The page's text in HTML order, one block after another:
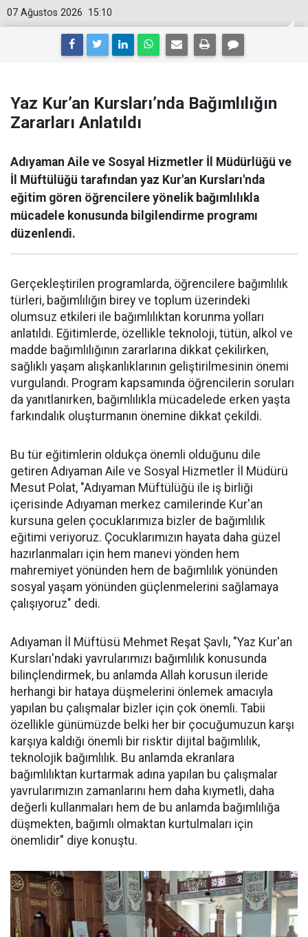
15:10
07 Ağustos 2026
Yaz Kur’an Kursları’nda Bağımlılığın
Zararları Anlatıldı
Adıyaman Aile ve Sosyal Hizmetler İl Müdürlüğü ve
İl Müftülüğü tarafından yaz Kur'an Kursları'nda
eğitim gören öğrencilere yönelik bağımlılıkla
mücadele konusunda bilgilendirme programı
düzenlendi.
Gerçekleştirilen programlarda, öğrencilere bağımlılık
türleri, bağımlılığın birey ve toplum üzerindeki
olumsuz etkileri ile bağımlılıktan korunma yolları
anlatıldı. Eğitimlerde, özellikle teknoloji, tütün, alkol ve
madde bağımlılığının zararlarına dikkat çekilirken,
sağlıklı yaşam alışkanlıklarının geliştirilmesinin önemi
vurgulandı. Program kapsamında öğrencilerin soruları
da yanıtlanırken, bağımlılıkla mücadelede erken yaşta
farkındalık oluşturmanın önemine dikkat çekildi.
Bu tür eğitimlerin oldukça önemli olduğunu dile
getiren Adıyaman Aile ve Sosyal Hizmetler İl Müdürü
Mesut Polat, "Adıyaman Müftülüğü ile iş birliği
içerisinde Adıyaman merkez camilerinde Kur'an
kursuna gelen çocuklarımıza bizler de bağımlılık
eğitimi veriyoruz. Çocuklarımızın hayata daha güzel
hazırlanmaları için hem manevi yönden hem
mahremiyet yönünden hem de bağımlılık yönünden
sosyal yaşam yönünden güçlenmelerini sağlamaya
çalışıyoruz" dedi.
Adıyaman İl Müftüsü Mehmet Reşat Şavlı, "Yaz Kur'an
Kursları'ndaki yavrularımızı bağımlılık konusunda
bilinçlendirmek, bu anlamda Allah korusun ileride
herhangi bir hataya düşmelerini önlemek amacıyla
yapılan bu çalışmalar bizler için çok önemli. Tabii
özellikle günümüzde belki her bir çocuğumuzun karşı
karşıya kaldığı önemli bir risktir dijital bağımlılık,
teknolojik bağımlılık. Bu anlamda ekranlara
bağımlılıktan kurtarmak adına yapılan bu çalışmalar
yavrularımızın zamanlarını hem daha kıymetli, daha
değerli kullanmaları hem de bu anlamda bağımlılığa
düşmekten, bağımlı olmaktan kurtulmaları için
önemlidir" diye konuştu.